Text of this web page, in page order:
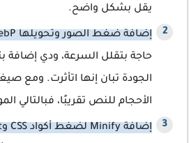
يقل بشكل واضح.
إضافة ضغط الصور وتحويلها WebP
حاجة بتقلل السرعة، ودي إضافة
الأحجام للنص تقريبًا، فبالتالي
إضافة Minify لضغط أكواد CSS وJavaScript